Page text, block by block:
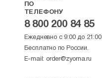
ПО
ТЕЛЕФОНУ
8 800 200 84 85
Ежедневно с 9:00 до 21:00
Бесплатно по России.
E-mail: order@zyorna.ru